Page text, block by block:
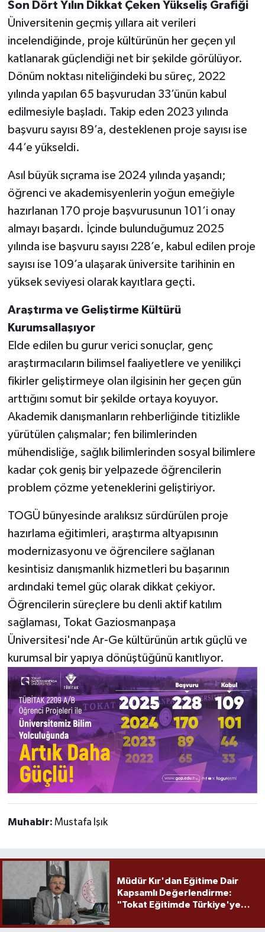
Son Dört Yılın Dikkat Çeken Yükseliş Grafiği
Üniversitenin geçmiş yıllara ait verileri
incelendiğinde, proje kültürünün her geçen yıl
katlanarak güçlendiği net bir şekilde görülüyor.
Dönüm noktası niteliğindeki bu süreç, 2022
yılında yapılan 65 başvurudan 33’ünün kabul
edilmesiyle başladı. Takip eden 2023 yılında
başvuru sayısı 89’a, desteklenen proje sayısı ise
44’e yükseldi.
Asıl büyük sıçrama ise 2024 yılında yaşandı;
öğrenci ve akademisyenlerin yoğun emeğiyle
hazırlanan 170 proje başvurusunun 101’i onay
almayı başardı. İçinde bulunduğumuz 2025
yılında ise başvuru sayısı 228’e, kabul edilen proje
sayısı ise 109’a ulaşarak üniversite tarihinin en
yüksek seviyesi olarak kayıtlara geçti.
Araştırma ve Geliştirme Kültürü
Kurumsallaşıyor
Elde edilen bu gurur verici sonuçlar, genç
araştırmacıların bilimsel faaliyetlere ve yenilikçi
fikirler geliştirmeye olan ilgisinin her geçen gün
arttığını somut bir şekilde ortaya koyuyor.
Akademik danışmanların rehberliğinde titizlikle
yürütülen çalışmalar; fen bilimlerinden
mühendisliğe, sağlık bilimlerinden sosyal bilimlere
kadar çok geniş bir yelpazede öğrencilerin
problem çözme yeteneklerini geliştiriyor.
TOGÜ bünyesinde aralıksız sürdürülen proje
hazırlama eğitimleri, araştırma altyapısının
modernizasyonu ve öğrencilere sağlanan
kesintisiz danışmanlık hizmetleri bu başarının
ardındaki temel güç olarak dikkat çekiyor.
Öğrencilerin süreçlere bu denli aktif katılım
sağlaması, Tokat Gaziosmanpaşa
Üniversitesi'nde Ar-Ge kültürünün artık güçlü ve
kurumsal bir yapıya dönüştüğünü kanıtlıyor.
Muhabir: Mustafa Işık
Müdür Kır'dan Eğitime Dair
Kapsamlı Değerlendirme:
"Tokat Eğitimde Türkiye'ye